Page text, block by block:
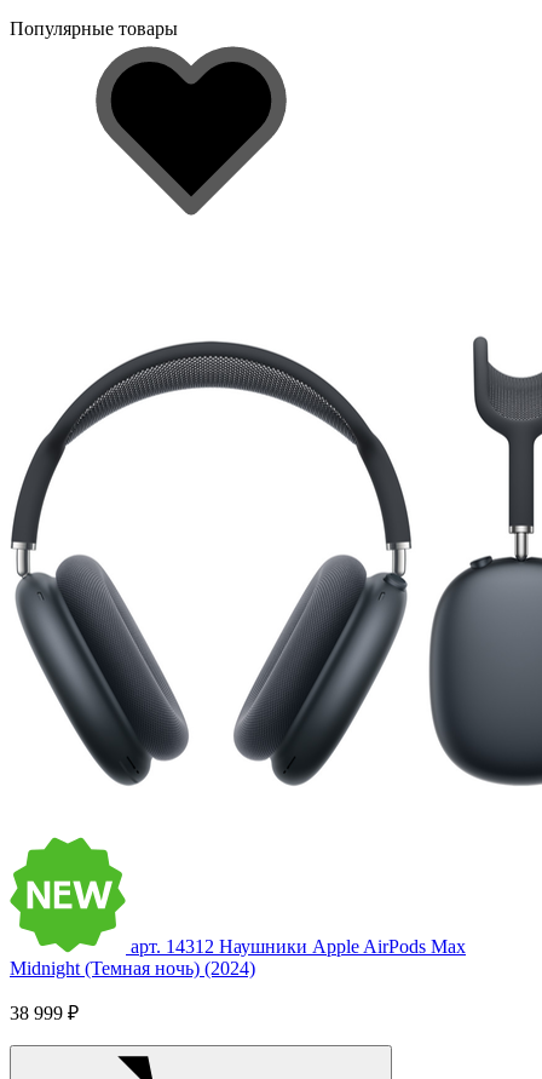
Популярные товары
арт. 14312 Наушники Apple AirPods Max
Midnight (Темная ночь) (2024)
38 999 ₽